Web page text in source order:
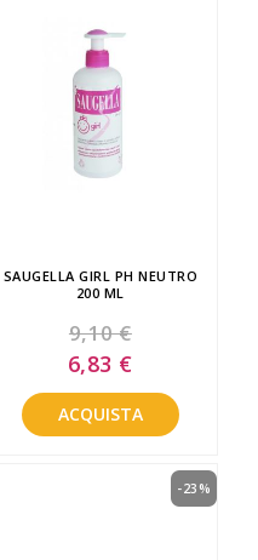
SAUGELLA GIRL PH NEUTRO
200 ML
9,10 €
Special
Price
6,83 €
ACQUISTA
-23%